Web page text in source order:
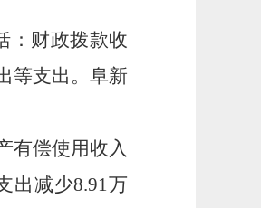
：财政拨款收
等支出。阜新
有偿使用收入
出减少8.91万